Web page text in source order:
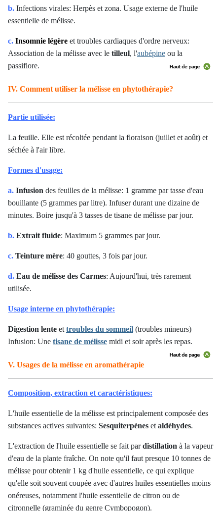
b. Infections virales: Herpès et zona. Usage externe de l'huile
essentielle de mélisse.
c. Insomnie légère et troubles cardiaques d'ordre nerveux:
Association de la mélisse avec le tilleul, l'aubépine ou la
passiflore.
IV. Comment utiliser la mélisse en phytothérapie?
Partie utilisée:
La feuille. Elle est récoltée pendant la floraison (juillet et août) et
séchée à l'air libre.
Formes d'usage:
a. Infusion des feuilles de la mélisse: 1 gramme par tasse d'eau
bouillante (5 grammes par litre). Infuser durant une dizaine de
minutes. Boire jusqu'à 3 tasses de tisane de mélisse par jour.
b. Extrait fluide: Maximum 5 grammes par jour.
c. Teinture mère: 40 gouttes, 3 fois par jour.
d. Eau de mélisse des Carmes: Aujourd'hui, très rarement
utilisée.
Usage interne en phytothérapie:
Digestion lente ettroubles du sommeil (troubles mineurs)
Infusion: Une tisane de mélisse midi et soir après les repas.
V. Usages de la mélisse en aromathérapie
Composition, extraction et caractéristiques:
L'huile essentielle de la mélisse est principalement composée des
substances actives suivantes: Sesquiterpènes etaldéhydes.
L'extraction de l'huile essentielle se fait pardistillation à la vapeur
d'eau de la plante fraîche. On note qu'il faut presque 10 tonnes de
mélisse pour obtenir 1 kg d'huile essentielle, ce qui explique
qu'elle soit souvent coupée avec d'autres huiles essentielles moins
onéreuses, notamment l'huile essentielle de citron ou de
citronnelle (graminée du genre Cymbopogon).